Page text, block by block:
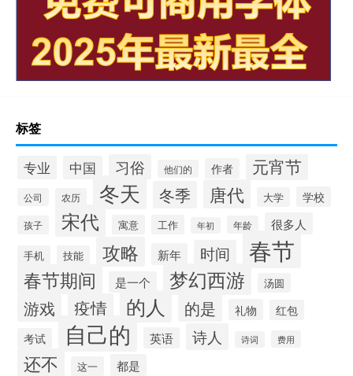
标签
专业 中国 习俗 他们的 作者 元宵节
公司 农历 冬天 冬季 唐代 大学 学校
孩子 宋代 寓意 工作 年初 年龄 很多人
手机 技能 攻略 新年 时间 春节
春节期间 是一个 梦幻西游 汤圆
游戏 疫情 的人 的是 礼物
红包
考试
自己的 英语 诗人 诗词 费用
还不 这一 都是